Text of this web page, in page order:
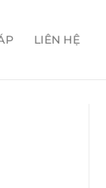
LIÊN HỆ